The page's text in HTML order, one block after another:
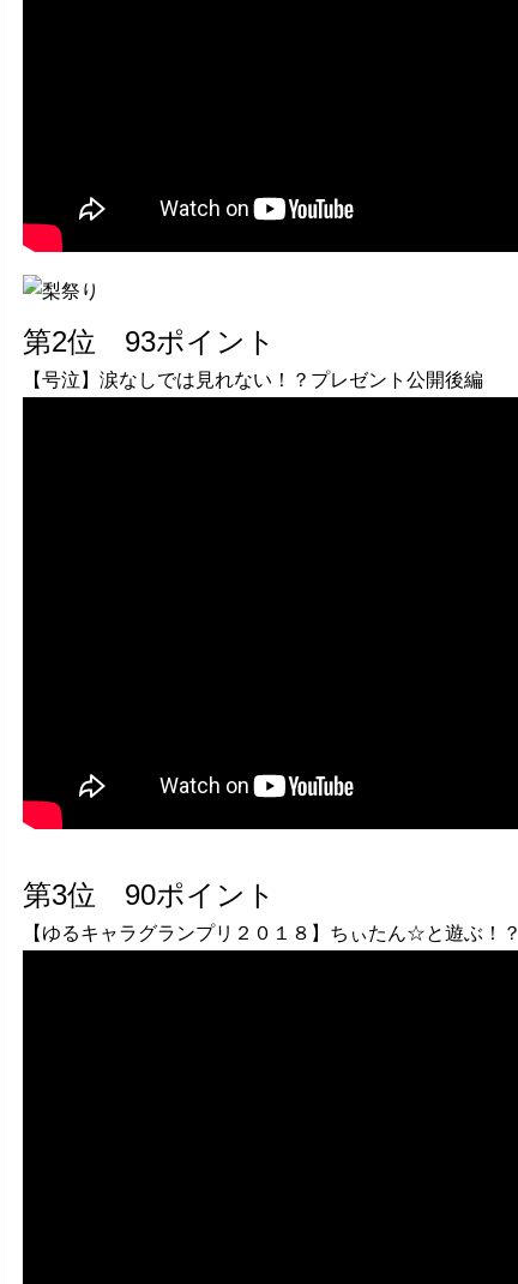
第2位 93ポイント
【号泣】涙なしでは見れない！？プレゼント公開後編
第3位 90ポイント
【ゆるキャラグランプリ２０１８】ちぃたん☆と遊ぶ！？